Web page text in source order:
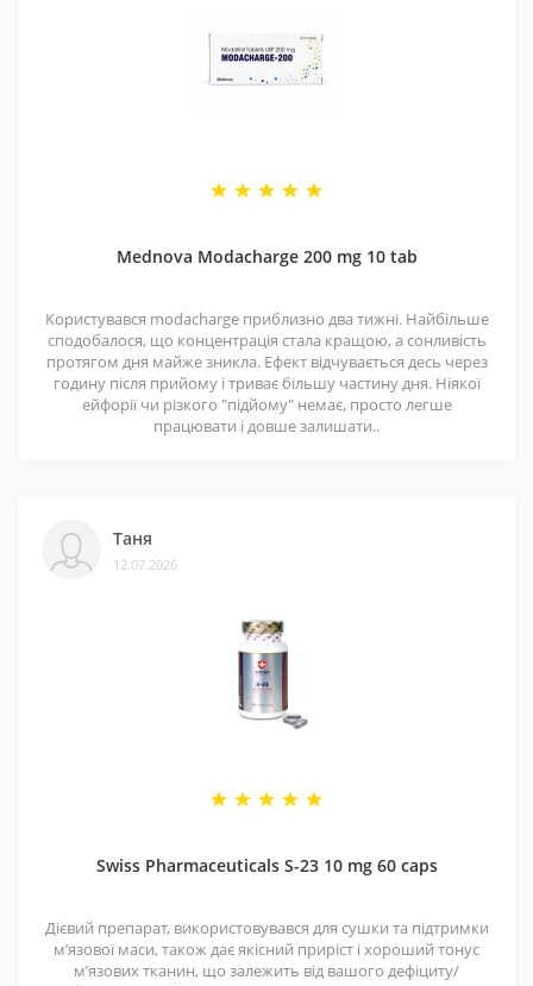
Маємо хороші ціни завдяки прямим контактам із
постачальниками. Часто бувають знижки — слідкуйте
допомогли багатьом клієнтам. Нам приємно, що нас
Mednova Modacharge 200 mg 10 tab
Користувався modacharge приблизно два тижні. Найбільше
сподобалося, що концентрація стала кращою, а сонливість
протягом дня майже зникла. Ефект відчувається десь через
годину після прийому і триває більшу частину дня. Ніякої
ейфорії чи різкого "підйому" немає, просто легше
працювати і довше залишати..
Таня
12.07.2026
Swiss Pharmaceuticals S-23 10 mg 60 caps
Дієвий препарат, використовувався для сушки та підтримки
мʼязової маси, також дає якісний приріст і хороший тонус
мʼязових тканин, що залежить від вашого дефіциту/